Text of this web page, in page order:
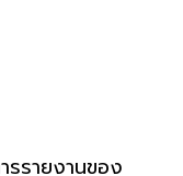
รายงานของ